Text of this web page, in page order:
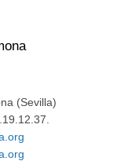
(Sevilla)